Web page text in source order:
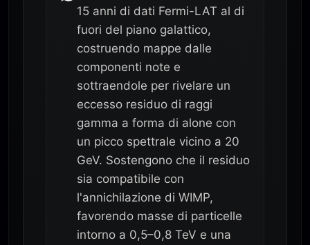
15 anni di dati Fermi-LAT al di
fuori del piano galattico,
costruendo mappe dalle
componenti note e
sottraendole per rivelare un
eccesso residuo di raggi
gamma a forma di alone con
un picco spettrale vicino a 20
GeV. Sostengono che il residuo
sia compatibile con
l'annichilazione di WIMP,
favorendo masse di particelle
intorno a 0,5–0,8 TeV e una